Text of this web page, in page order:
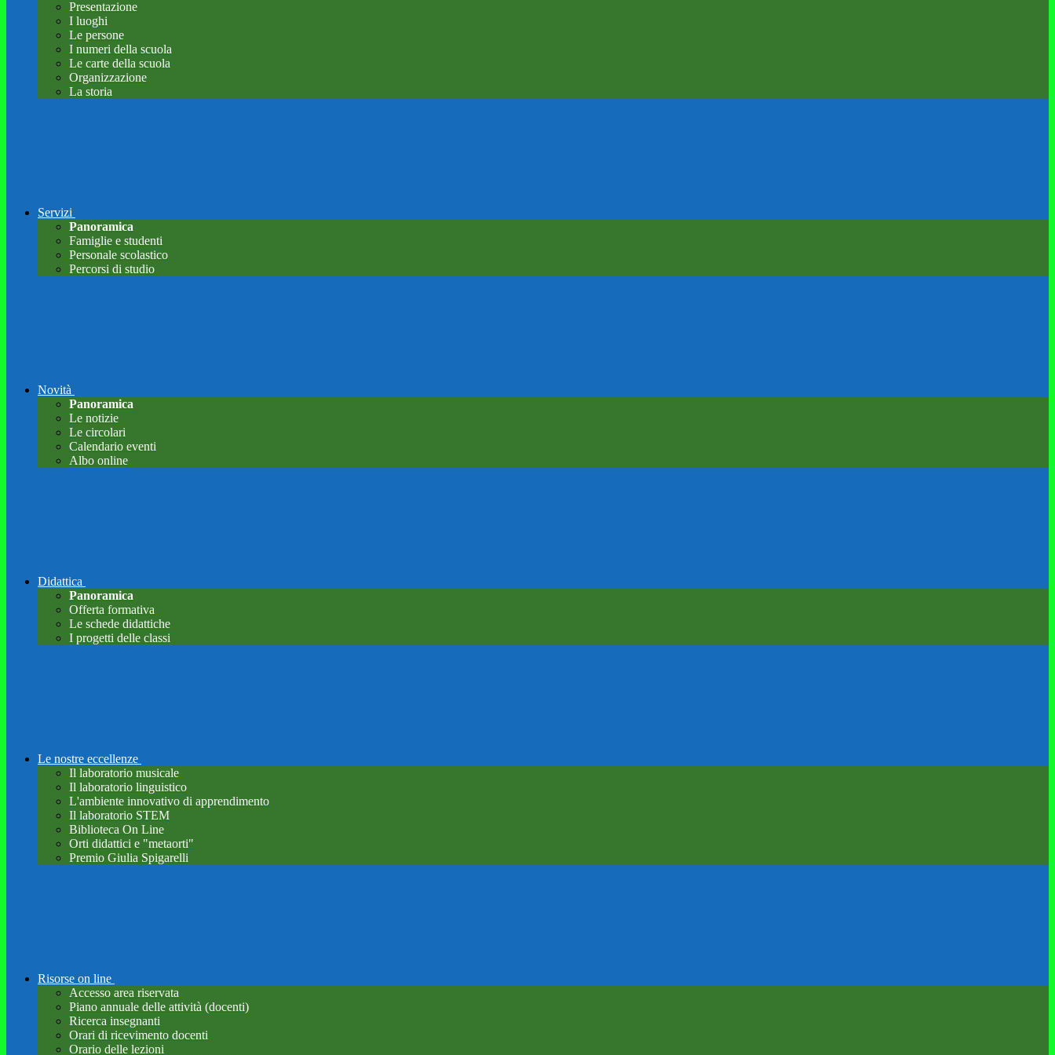
Presentazione
I luoghi
Le persone
I numeri della scuola
Le carte della scuola
Organizzazione
La storia
Servizi
Panoramica
Famiglie e studenti
Personale scolastico
Percorsi di studio
Novità
Panoramica
Le notizie
Le circolari
Calendario eventi
Albo online
Didattica
Panoramica
Offerta formativa
Le schede didattiche
I progetti delle classi
Le nostre eccellenze
Il laboratorio musicale
Il laboratorio linguistico
L'ambiente innovativo di apprendimento
Il laboratorio STEM
Biblioteca On Line
Orti didattici e "metaorti"
Premio Giulia Spigarelli
Risorse on line
Accesso area riservata
Piano annuale delle attività (docenti)
Ricerca insegnanti
Orari di ricevimento docenti
Orario delle lezioni